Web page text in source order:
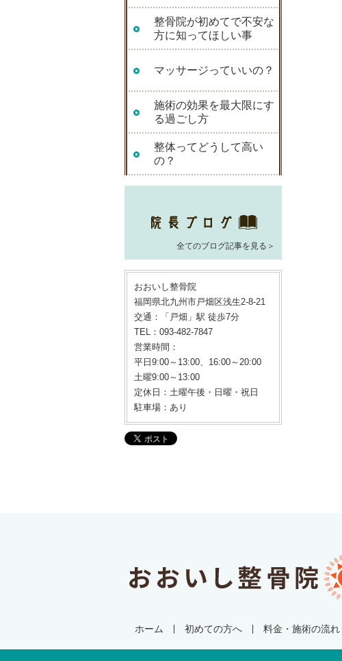
整骨院が初めてで不安な
方に知ってほしい事
マッサージっていいの？
施術の効果を最大限にす
る過ごし方
整体ってどうして高い
の？
全てのブログ記事を見る＞
おおいし整骨院
福岡県北九州市戸畑区浅生2-8-21
交通：「戸畑」駅 徒歩7分
TEL：093-482-7847
営業時間：
平日9:00～13:00、16:00～20:00
土曜9:00～13:00
定休日：土曜午後・日曜・祝日
駐車場：あり
ホーム 初めての方へ 料金・施術の流れ